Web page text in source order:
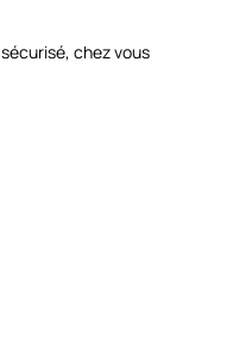
chez vous